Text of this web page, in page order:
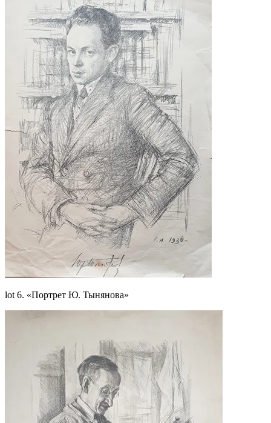
lot 6. «Портрет Ю. Тынянова»